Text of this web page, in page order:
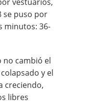
se puso por
minutos: 36-
cambió el
y el
creciendo,
libres